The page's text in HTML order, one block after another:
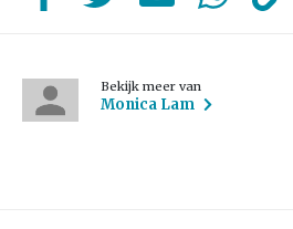
Bekijk meer van
Monica Lam